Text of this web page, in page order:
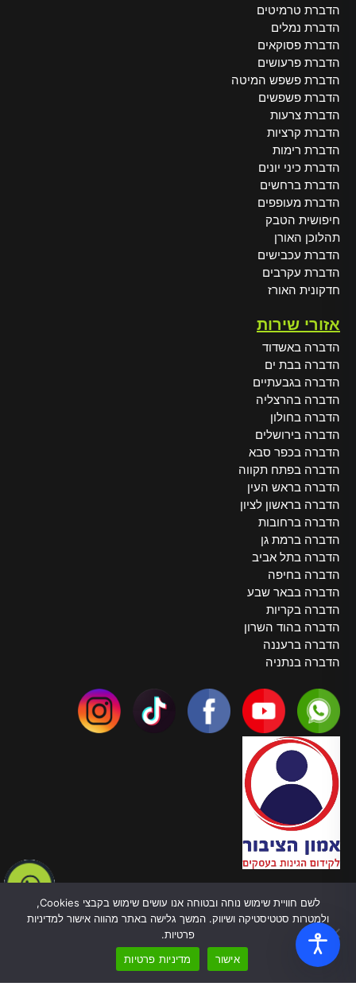
הדברת טרמיטים
הדברת נמלים
הדברת פסוקאים
הדברת פרעושים
הדברת פשפש המיטה
הדברת פשפשים
הדברת צרעות
הדברת קרציות
הדברת רימות
הדברת כיני יונים
הדברת ברחשים
הדברת מעופפים
חיפושית הטבק
תהלוכן האורן
הדברת עכבישים
הדברת עקרבים
חדקונית האורז
אזורי שירות
הדברה באשדוד
הדברה בבת ים
הדברה בגבעתיים
הדברה בהרצליה
הדברה בחולון
הדברה בירושלים
הדברה בכפר סבא
הדברה בפתח תקווה
הדברה בראש העין
הדברה בראשון לציון
הדברה ברחובות
הדברה ברמת גן
הדברה בתל אביב
הדברה בחיפה
הדברה בבאר שבע
הדברה בקריות
הדברה בהוד השרון
הדברה ברעננה
הדברה בנתניה
צרו קשר
טלפון:055-970-5878
כתובת: ברל כצנלסון, 82 בת ים
עובדים בכל הארץ
לשם חוויית שימוש נוחה ובטוחה אנו עושים שימוש בקבצי Cookies,
ולמטרות סטטיסטיקה ושיווק. המשך גלישה באתר מהווה אישור למדיניות
פרטיות.
אישור
מדיניות פרטיות